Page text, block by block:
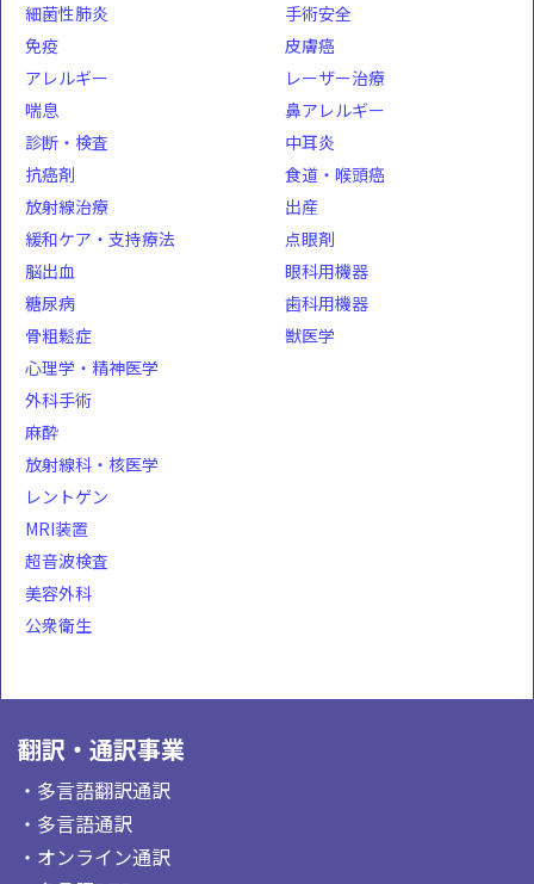
細菌性肺炎
手術安全
免疫
アレルギー
喘息
診断・検査
抗癌剤
放射線治療
緩和ケア・支持療法
脳出血
糖尿病
骨粗鬆症
皮膚癌
レーザー治療
鼻アレルギー
中耳炎
食道・喉頭癌
出産
点眼剤
眼科用機器
歯科用機器
獣医学
心理学・精神医学
外科手術
麻酔
放射線科・核医学
レントゲン
MRI装置
超音波検査
美容外科
公衆衛生